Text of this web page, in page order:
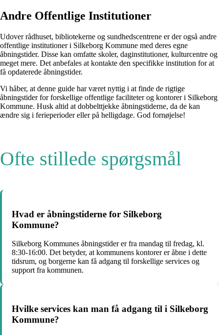
Andre Offentlige Institutioner
Udover rådhuset, bibliotekerne og sundhedscentrene er der også andre
offentlige institutioner i Silkeborg Kommune med deres egne
åbningstider. Disse kan omfatte skoler, daginstitutioner, kulturcentre og
meget mere. Det anbefales at kontakte den specifikke institution for at
få opdaterede åbningstider.
Vi håber, at denne guide har været nyttig i at finde de rigtige
åbningstider for forskellige offentlige faciliteter og kontorer i Silkeborg
Kommune. Husk altid at dobbelttjekke åbningstiderne, da de kan
ændre sig i ferieperioder eller på helligdage. God fornøjelse!
Ofte stillede spørgsmål
Hvad er åbningstiderne for Silkeborg
Kommune?
Silkeborg Kommunes åbningstider er fra mandag til fredag, kl.
8:30-16:00. Det betyder, at kommunens kontorer er åbne i dette
tidsrum, og borgerne kan få adgang til forskellige services og
support fra kommunen.
Hvilke services kan man få adgang til i Silkeborg
Kommune?